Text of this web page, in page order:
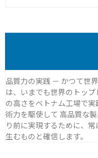
品質力の実践 － かつて世
は、いまでも世界のトッ
の高さをベトナム工場で
術力を駆使して 高品質な
り前に実現するために、
生むものと確信します。